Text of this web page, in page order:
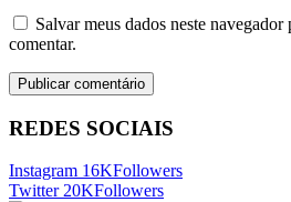
Salvar meus dados neste
comentar.
REDES SOCIAIS
Instagram 16KFollowers
Twitter 20KFollowers